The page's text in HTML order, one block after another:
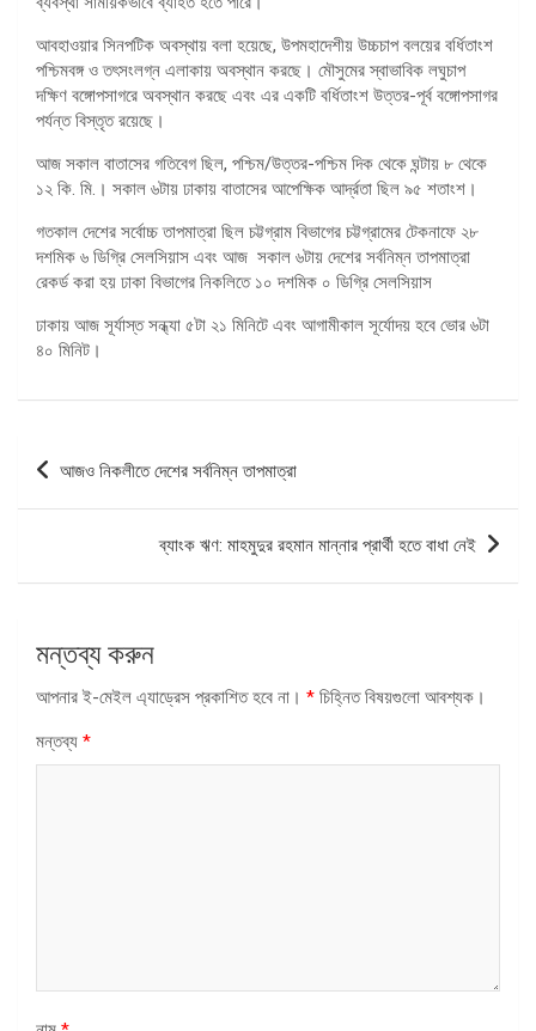
আবহাওয়ার সিনপটিক অবস্থায় বলা হয়েছে, উপমহাদেশীয় উচ্চচাপ বলয়ের বর্ধিতাংশ
পশ্চিমবঙ্গ ও তৎসংলগ্ন এলাকায় অবস্থান করছে। মৌসুমের স্বাভাবিক লঘুচাপ
দক্ষিণ বঙ্গোপসাগরে অবস্থান করছে এবং এর একটি বর্ধিতাংশ উত্তর-পূর্ব বঙ্গোপসাগর
পর্যন্ত বিস্তৃত রয়েছে।
আজ সকাল বাতাসের গতিবেগ ছিল, পশ্চিম/উত্তর-পশ্চিম দিক থেকে ঘন্টায় ৮ থেকে
১২ কি. মি.। সকাল ৬টায় ঢাকায় বাতাসের আপেক্ষিক আর্দ্রতা ছিল ৯৫ শতাংশ।
গতকাল দেশের সর্বোচ্চ তাপমাত্রা ছিল চট্টগ্রাম বিভাগের চট্টগ্রামের টেকনাফে ২৮
দশমিক ৬ ডিগ্রি সেলসিয়াস এবং আজ সকাল ৬টায় দেশের সর্বনিম্ন তাপমাত্রা
রেকর্ড করা হয় ঢাকা বিভাগের নিকলিতে ১০ দশমিক ০ ডিগ্রি সেলসিয়াস
ঢাকায় আজ সূর্যাস্ত সন্ধ্যা ৫টা ২১ মিনিটে এবং আগামীকাল সূর্যোদয় হবে ভোর ৬টা
৪০ মিনিট।
পোস্ট
আজও নিকলীতে দেশের সর্বনিম্ন তাপমাত্রা
ব্যাংক ঋণ: মাহমুদুর রহমান মান্নার প্রার্থী হতে বাধা নেই
মন্তব্য করুন
আপনার ই-মেইল এ্যাড্রেস প্রকাশিত হবে না। * চিহ্নিত বিষয়গুলো আবশ্যক।
মন্তব্য *